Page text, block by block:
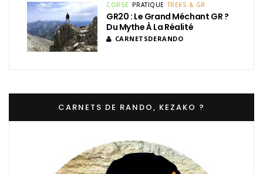
CORSE PRATIQUE TREKS & GR
GR20 : Le Grand Méchant GR ?
Du Mythe À La Réalité
CARNETSDERANDO
CARNETS DE RANDO, KEZAKO ?